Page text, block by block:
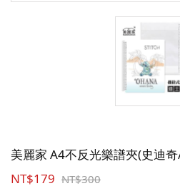
美麗家 A4不反光樂譜夾(史迪
NT$179 NT$300